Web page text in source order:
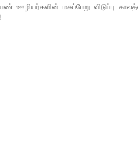
ஊழியர்களின் மகப்பேறு விடுப்பு